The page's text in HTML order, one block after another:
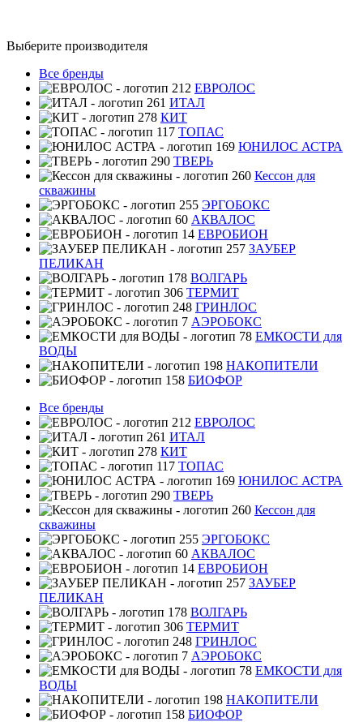
Выберите производителя
Все бренды
ЕВРОЛОС
ИТАЛ
КИТ
ТОПАС
ЮНИЛОС АСТРА
ТВЕРЬ
Кессон для
скважины
ЭРГОБОКС
АКВАЛОС
ЕВРОБИОН
ЗАУБЕР
ПЕЛИКАН
ВОЛГАРЬ
ТЕРМИТ
ГРИНЛОС
АЭРОБОКС
ЕМКОСТИ для
ВОДЫ
НАКОПИТЕЛИ
БИОФОР
Все бренды
ЕВРОЛОС
ИТАЛ
КИТ
ТОПАС
ЮНИЛОС АСТРА
ТВЕРЬ
Кессон для
скважины
ЭРГОБОКС
АКВАЛОС
ЕВРОБИОН
ЗАУБЕР
ПЕЛИКАН
ВОЛГАРЬ
ТЕРМИТ
ГРИНЛОС
АЭРОБОКС
ЕМКОСТИ для
ВОДЫ
НАКОПИТЕЛИ
БИОФОР